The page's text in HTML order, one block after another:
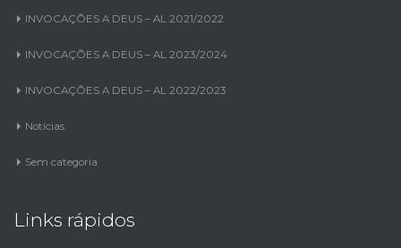
INVOCAÇÕES A DEUS – AL 2021/2022
INVOCAÇÕES A DEUS – AL 2023/2024
INVOCAÇÕES A DEUS – AL 2022/2023
Notícias
Sem categoria
Links rápidos